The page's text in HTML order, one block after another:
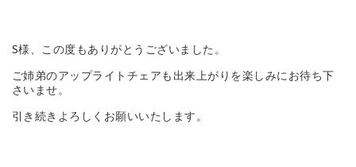
S様、この度もありがとうございました。
ご姉弟のアップライトチェアも出来上がりを楽しみにお待ち下
さいませ。
引き続きよろしくお願いいたします。